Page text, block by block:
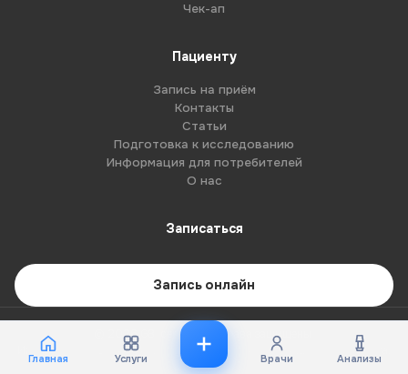
Чек-ап
Пациенту
Запись на приём
Контакты
Статьи
Подготовка к исследованию
Информация для потребителей
О нас
Записаться
Запись онлайн
© 2026 G8-centre. Все права защищены.
Имеются противопоказания. Необходима консультация специалиста.
Главная Услуги Врачи Анализы